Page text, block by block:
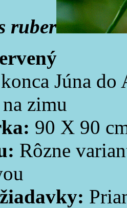
ruber
Júna do
zimu
90 X 90
Rôzne